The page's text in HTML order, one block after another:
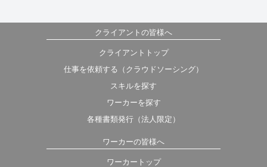
クライアントの皆様へ
クライアントトップ
仕事を依頼する（クラウドソーシング）
スキルを探す
ワーカーを探す
各種書類発行（法人限定）
ワーカーの皆様へ
ワーカートップ